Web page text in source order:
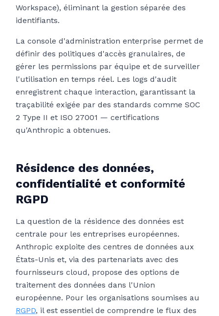
Workspace), éliminant la gestion séparée des
identifiants.
La console d'administration enterprise permet de
définir des politiques d'accès granulaires, de
gérer les permissions par équipe et de surveiller
l'utilisation en temps réel. Les logs d'audit
enregistrent chaque interaction, garantissant la
traçabilité exigée par des standards comme SOC
2 Type II et ISO 27001 — certifications
qu'Anthropic a obtenues.
Résidence des données,
confidentialité et conformité
RGPD
La question de la résidence des données est
centrale pour les entreprises européennes.
Anthropic exploite des centres de données aux
États-Unis et, via des partenariats avec des
fournisseurs cloud, propose des options de
traitement des données dans l'Union
européenne. Pour les organisations soumises au
RGPD, il est essentiel de comprendre le flux des